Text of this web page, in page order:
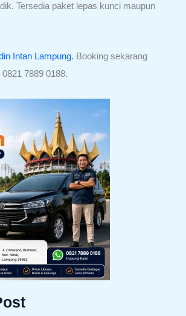
Tersedia paket lepas kunci maupun
Intan Lampung. Booking sekarang
7889 0188.